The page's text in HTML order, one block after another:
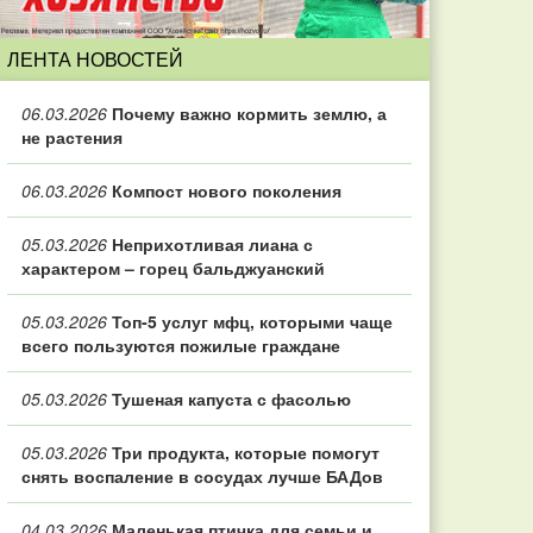
ЛЕНТА НОВОСТЕЙ
06.03.2026 Почему важно кормить землю, а
не растения
06.03.2026 Компост нового поколения
05.03.2026 Неприхотливая лиана с
характером – горец бальджуанский
05.03.2026 Топ‑5 услуг мфц, которыми чаще
всего пользуются пожилые граждане
05.03.2026 Тушеная капуста с фасолью
05.03.2026 Три продукта, которые помогут
снять воспаление в сосудах лучше БАДов